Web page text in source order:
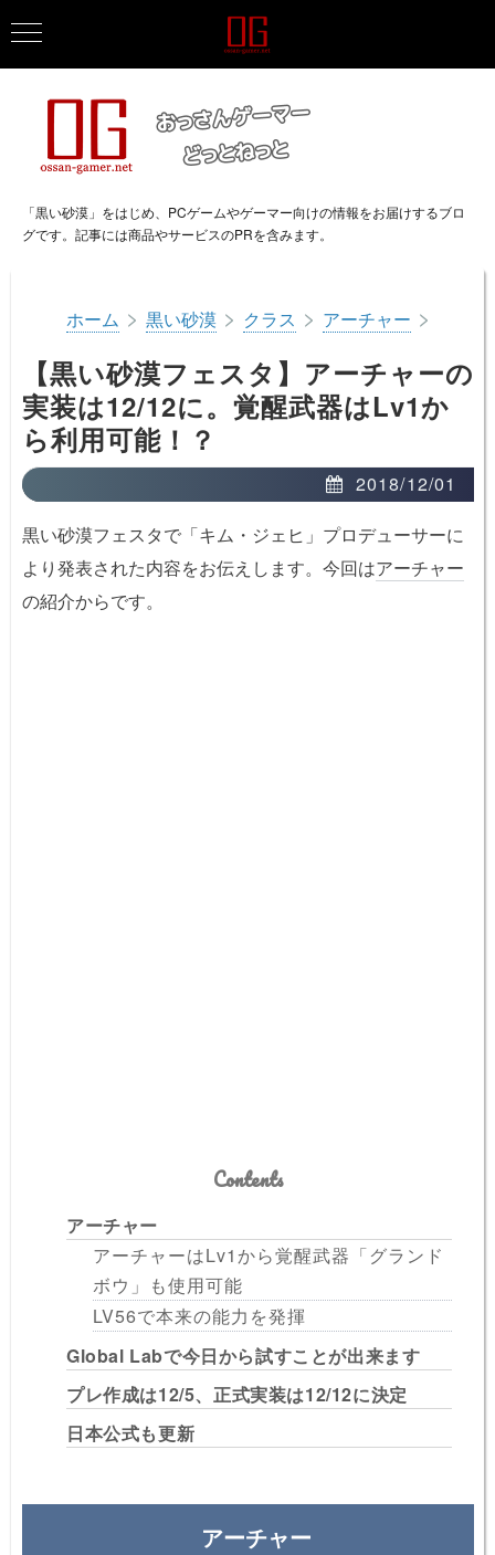
「黒い砂漠」をはじめ、PCゲームやゲーマー向けの情報をお届けするブロ
グです。記事には商品やサービスのPRを含みます。
ホーム > 黒い砂漠 > クラス > アーチャー >
【黒い砂漠フェスタ】アーチャーの
実装は12/12に。覚醒武器はLv1か
ら利用可能！？
2018/12/01
黒い砂漠フェスタで「キム・ジェヒ」プロデューサーに
より発表された内容をお伝えします。今回はアーチャー
の紹介からです。
Contents
アーチャー
アーチャーはLv1から覚醒武器「グランド
ボウ」も使用可能
LV56で本来の能力を発揮
Global Labで今日から試すことが出来ます
プレ作成は12/5、正式実装は12/12に決定
日本公式も更新
アーチャー